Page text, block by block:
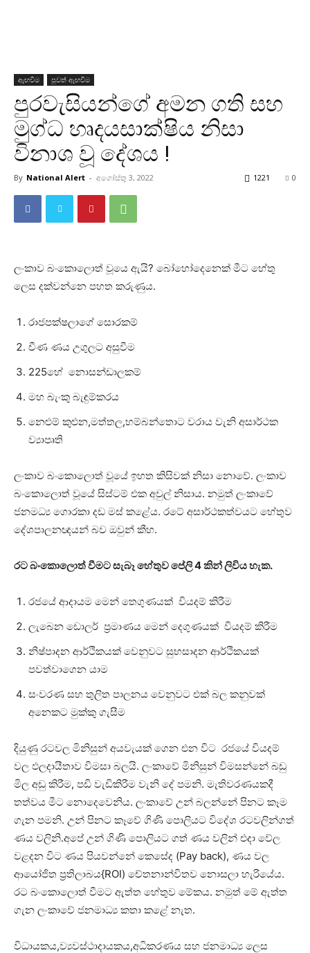
ඇඟවීම පුවත් ඇඟවීම
පුරවැසියන්ගේ අමන ගති සහ
මුග්ධ හෘදයසාක්ෂිය නිසා
විනාශ වූ දේශය !
By National Alert - අගෝස්තු 3, 2022 0
1221
ලංකාව බංකොලොත් වූයෙ ඇයි? බෝහෝදෙනෙක් මීට හේතු
ලෙස දක්වන්නෙ පහත කරුණුය.
රාජපක්ෂලාගේ සොරකම්
චීණ ණය උගුලට අසුවීම
225හේ නොසන්ඩාලකම්
මහ බැංකු බැඳුම්කරය
නෙළුම් කුළුන,මත්තල,හම්බන්තොට වරාය වැනි අසාර්ථක
ව්‍යාපෘති
ලංකාව බංකොලොත් වූයේ ඉහත කිසිවක් නිසා නොවේ. ලංකාව
බංකොලොත් වූයේ සිස්ටම් එක අවුල් නිසාය. නමුත් ලංකාවේ
ජනමධ්‍ය ගොරකා දඩ මස් කළේය. රටේ අසාර්ථකත්වයට හේතුව
දේශපාලනඥයන් බව ඔවුන් කීහ.
රට බංකොලොත් වීමට සැබෑ හේතුව පේලි 4 කින් ලිවිය හැක.
රජයේ ආදායම මෙන් තෙගුණයක් වියදම් කිරීම
ලැබෙන ඩොලර් ප්‍රමාණය මෙන් දෙගුණයක් වියදම් කිරීම
නිෂ්පාදන ආර්ථිකයක් වෙනුවට සුභසාදන ආර්ථිකයක්
පවත්වාගෙන යාම
සංවරණ සහ තුලිත පාලනය වෙනුවට එක් බල කනුවක්
අනෙකට මුක්කු ගැසීම
දියුණු රටවල මිනිසුන් අයවැයක් ගෙන එන විට රජයේ වියදම්
වල ඵලදායීතාව විමසා බලයි. ලංකාවේ මිනිසුන් විමසන්නේ බඩු
මිල අඩු කිරීම, පඩි වැඩිකිරීම වැනි දේ පමනි. මැතිවරණයකදී
තත්වය මීට නොදෙවෙනිය. ලංකාවේ උන් බලන්නේ පිනට කෑම
ගැන පමනි. උන් පිනට කෑවේ ගිණි පොලියට විදේශ රටවලින්ගත්
ණය වලිනි.අපේ උන් ගිණි පොලියට ගත් ණය වලින් එදා වේල
වළදන විට ණය පියවන්නේ කෙසේද (Pay back), ණය වල
ආයෝජිත ප්‍රතිලාබය{ROI) චේතනාන්විතව නොසලා හැරියේය.
රට බංකොලොත් වීමට ඇත්ත හේතුව මේකය. නමුත් මේ ඇත්ත
ගැන ලංකාවේ ජනමාධ්‍ය කතා කළේ නැත.
විධායකය,ව්‍යවස්ථාදායකය,අධිකරණය සහ ජනමාධ්‍ය ලෙස